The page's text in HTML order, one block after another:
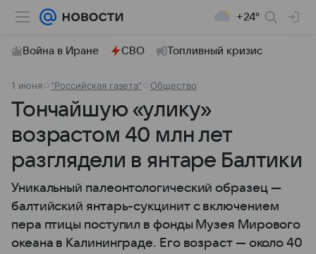
+24°
Война в Иране СВО Топливный кризис
1 июня "Российская газета" Общество
Тончайшую «улику»
возрастом 40 млн лет
разглядели в янтаре Балтики
Уникальный палеонтологический образец —
балтийский янтарь-сукцинит с включением
пера птицы поступил в фонды Музея Мирового
океана в Калининграде. Его возраст — около 40